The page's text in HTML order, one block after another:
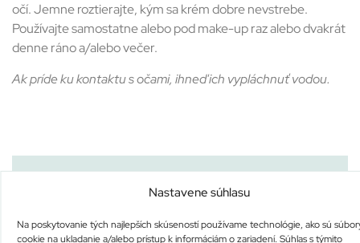
Nastavene súhlasu
Na poskytovanie tých najlepších skúseností používame technológie, ako sú
cookie na ukladanie a/alebo prístup k informáciám o zariadení. Súhlas s týmito
očí. Jemne roztierajte, kým sa krém dobre nevstrebe.
Používajte samostatne alebo pod make-up raz alebo dvakrát
denne ráno a/alebo večer.
Ak príde ku kontaktu s očami, ihneď ich vypláchnuť vodou.
Caprylic/Capric Triglyceride, Glycerin, Propanediol, Isononyl